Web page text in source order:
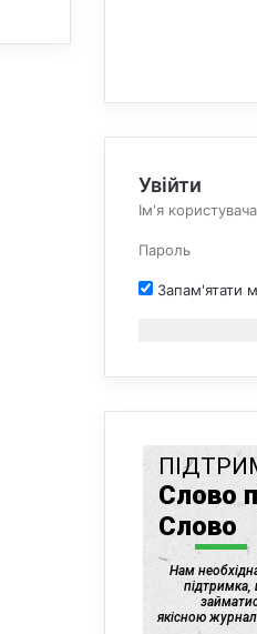
Увійти
Запам'ятати